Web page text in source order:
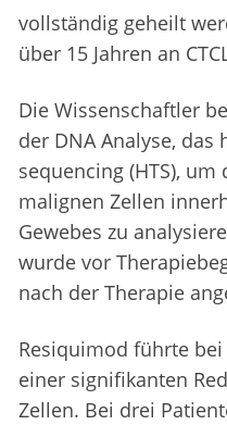
vollständig geheilt
über 15 Jahren an
Die Wissenschaftler
der DNA Analyse,
sequencing (HTS), um
malignen Zellen
Gewebes zu
wurde vor
nach der Therapie
Resiquimod führte
einer signifikanten
Zellen. Bei drei